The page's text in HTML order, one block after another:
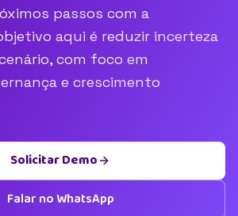
passos com a
aqui é reduzir incerteza
com foco em
e crescimento
Solicitar Demo
Falar no WhatsApp